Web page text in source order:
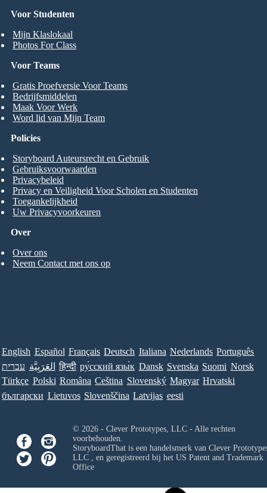
Voor Studenten
Mijn Klaslokaal
Photos For Class
Voor Teams
Gratis Proefversie Voor Teams
Bedrijfsmiddelen
Maak Voor Werk
Word lid van Mijn Team
Over
Over ons
Neem Contact met ons op
Policies
Storyboard Auteursrecht en Gebruik
Gebruiksvoorwaarden
Privacybeleid
Privacy en Veiligheid Voor Scholen en Studenten
Toegankelijkheid
Uw Privacyvoorkeuren
English Español Français Deutsch Italiana Nederlands Português
עברית العَرَبِيَّة हिन्दी ру́сский язы́к Dansk Svenska Suomi Norsk
Türkçe Polski Româna Ceština Slovenský Magyar Hrvatski
български Lietuvos Slovenščina Latvijas eesti
© 2026 - Clever Prototypes, LLC - Alle rechten
voorbehouden.
StoryboardThat is een handelsmerk van Clever
LLC, en geregistreerd bij het US Patent and Trademark
Office